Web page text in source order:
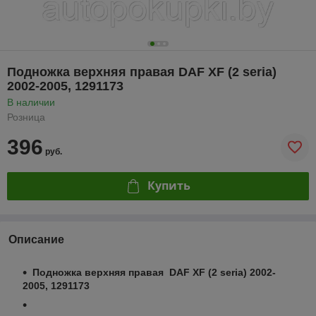
Подножка верхняя правая DAF XF (2 seria)
2002-2005, 1291173
В наличии
Розница
396 руб.
Купить
Описание
Подножка верхняя правая DAF XF (2 seria) 2002-
2005, 1291173